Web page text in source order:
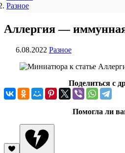
Разное
Аллергия —
6.08.2022 Разное
Поделиться с
Помогла ли